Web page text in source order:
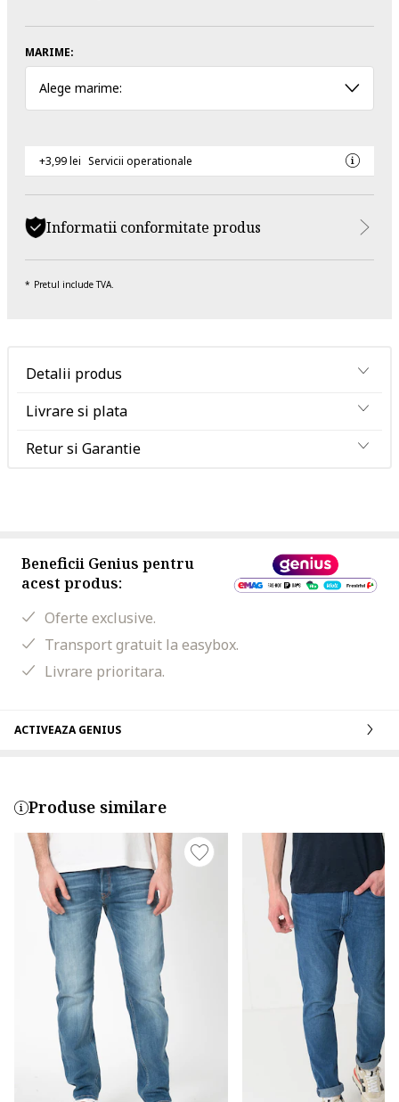
MARIME:
Alege marime:
+3,99 lei Servicii operationale
Informatii conformitate produs
Pretul include TVA.
Detalii produs
Livrare si plata
Retur si Garantie
Beneficii Genius pentru
acest produs:
Oferte exclusive.
Transport gratuit la easybox.
Livrare prioritara.
ACTIVEAZA GENIUS
Produse similare